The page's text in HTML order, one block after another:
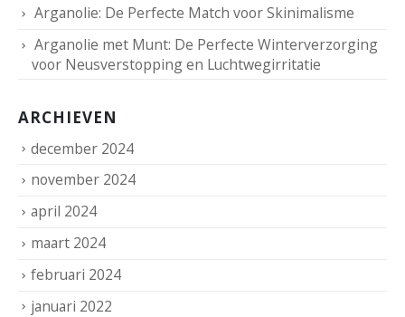
Arganolie: De Perfecte Match voor Skinimalisme
Arganolie met Munt: De Perfecte Winterverzorging
voor Neusverstopping en Luchtwegirritatie
ARCHIEVEN
december 2024
november 2024
april 2024
maart 2024
februari 2024
januari 2022